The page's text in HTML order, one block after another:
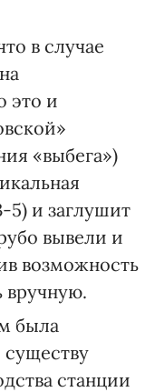
в случае
это и
«выбега»)
5) и заглушит
вывели и
возможность
вручную.
была
существу
станции